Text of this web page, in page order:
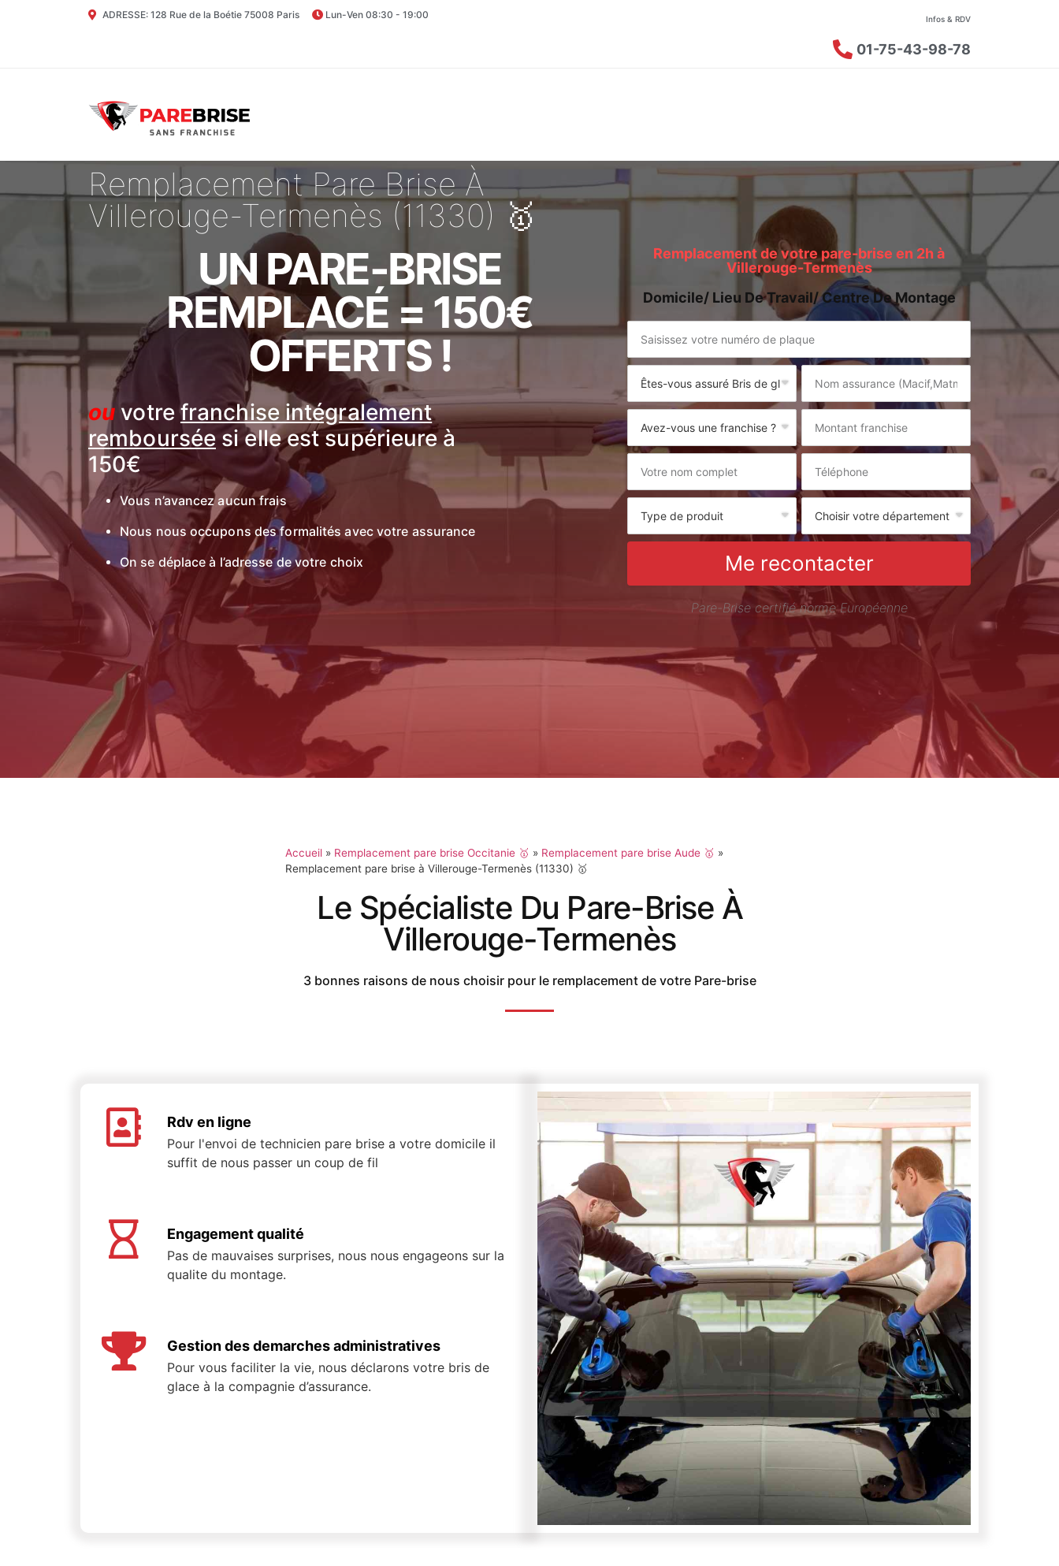
ADRESSE: 128 Rue de la Boétie 75008 Paris Lun-Ven 08:30 - 19:00 Infos & RDV
01-75-43-98-78
Remplacement Pare Brise À
Villerouge-Termenès (11330) 🥇
UN PARE-BRISE
REMPLACÉ = 150€
OFFERTS !
ou votrefranchise intégralement
remboursée si elle est supérieure à
150€
Vous n’avancez aucun frais
Nous nous occupons des formalités avec votre assurance
On se déplace à l’adresse de votre choix
Remplacement de votre pare-brise en 2h à
Villerouge-Termenès
Domicile/ Lieu De Travail/ Centre De Montage
Me recontacter
Pare-Brise certifié norme Européenne
Accueil » Remplacement pare brise Occitanie 🥇 » Remplacement pare brise Aude 🥇 »
Remplacement pare brise à Villerouge-Termenès (11330) 🥇
Le Spécialiste Du Pare-Brise À
Villerouge-Termenès
3 bonnes raisons de nous choisir pour le remplacement de votre Pare-brise
Rdv en ligne
Pour l'envoi de technicien pare brise a votre domicile il
suffit de nous passer un coup de fil
Engagement qualité
Pas de mauvaises surprises, nous nous engageons sur la
qualite du montage.
Gestion des demarches administratives
Pour vous faciliter la vie, nous déclarons votre bris de
glace à la compagnie d’assurance.